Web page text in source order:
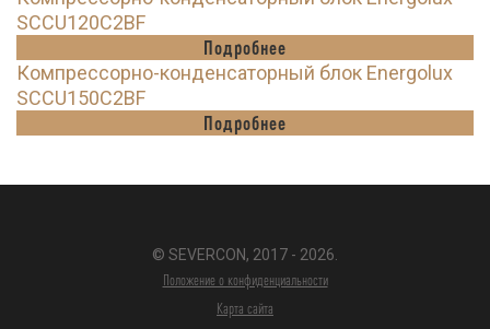
SCCU120C2BF
Подробнее
Компрессорно-конденсаторный блок Energolux
SCCU150C2BF
Подробнее
© SEVERCON, 2017 - 2026.
Положение о конфиденциальности
Карта сайта